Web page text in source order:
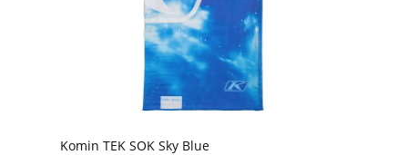
Komin TEK SOK Sky Blue